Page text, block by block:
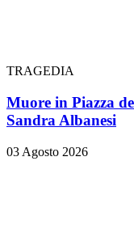
TRAGEDIA
Muore in Piazza
Sandra Albanesi
03 Agosto 2026